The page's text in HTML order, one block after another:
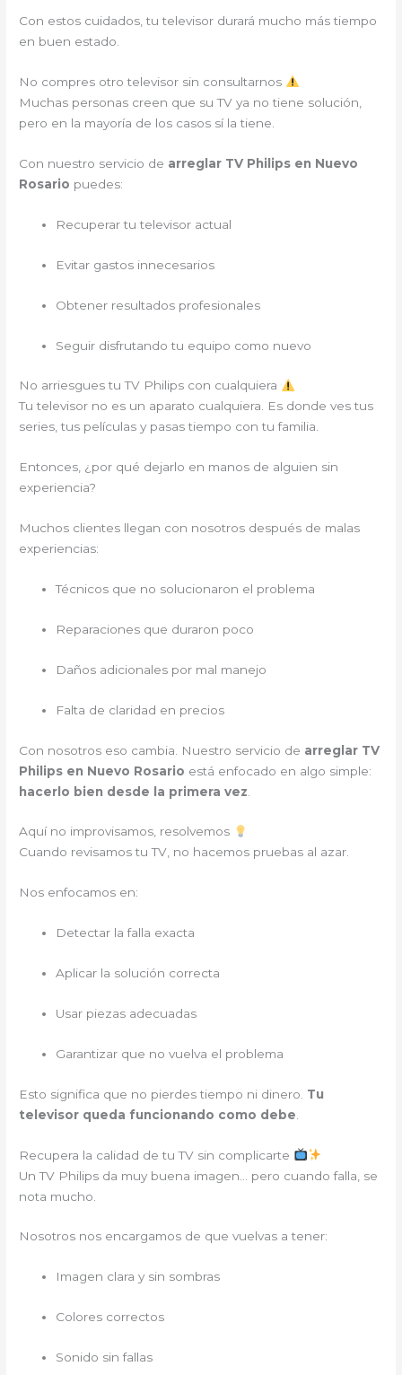
Con estos cuidados, tu televisor durará mucho más tiempo
en buen estado.
No compres otro televisor sin consultarnos
Muchas personas creen que su TV ya no tiene solución,
pero en la mayoría de los casos sí la tiene.
Con nuestro servicio de arreglar TV Philips en Nuevo
Rosario puedes:
Recuperar tu televisor actual
Evitar gastos innecesarios
Obtener resultados profesionales
Seguir disfrutando tu equipo como nuevo
No arriesgues tu TV Philips con cualquiera
Tu televisor no es un aparato cualquiera. Es donde ves tus
series, tus películas y pasas tiempo con tu familia.
Entonces, ¿por qué dejarlo en manos de alguien sin
experiencia?
Muchos clientes llegan con nosotros después de malas
experiencias:
Técnicos que no solucionaron el problema
Reparaciones que duraron poco
Daños adicionales por mal manejo
Falta de claridad en precios
Con nosotros eso cambia. Nuestro servicio de arreglar TV
Philips en Nuevo Rosario está enfocado en algo simple:
hacerlo bien desde la primera vez
Aquí no improvisamos, resolvemos
Cuando revisamos tu TV, no hacemos pruebas al azar.
Nos enfocamos en:
Detectar la falla exacta
Aplicar la solución correcta
Usar piezas adecuadas
Garantizar que no vuelva el problema
Esto significa que no pierdes tiempo ni dinero. Tu
televisor queda funcionando como debe
Recupera la calidad de tu TV sin complicarte
Un TV Philips da muy buena imagen… pero cuando falla, se
nota mucho.
Nosotros nos encargamos de que vuelvas a tener:
Imagen clara y sin sombras
Colores correctos
Sonido sin fallas